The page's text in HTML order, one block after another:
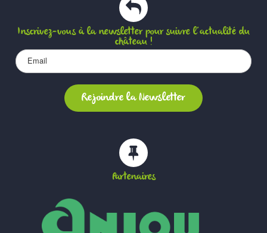
Inscrivez-vous à la newsletter pour suivre l’actualité du
château !
Partenaires